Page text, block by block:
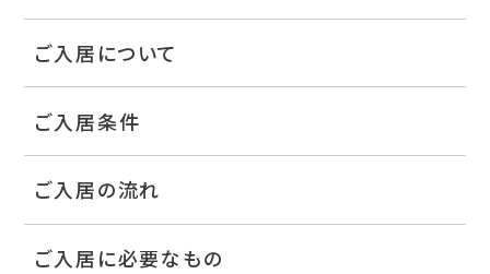
ご入居について
ご入居条件
ご入居の流れ
ご入居に必要なもの